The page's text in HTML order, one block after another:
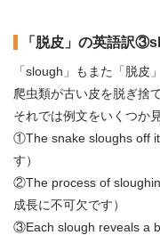
「脱皮」の英語訳
「slough」もまた「脱皮
爬虫類が古い皮を脱ぎ捨
それでは例文をいくつか
①The snake sloughs off
す）
②The process of
成長に不可欠です）
③Each slough reveals a